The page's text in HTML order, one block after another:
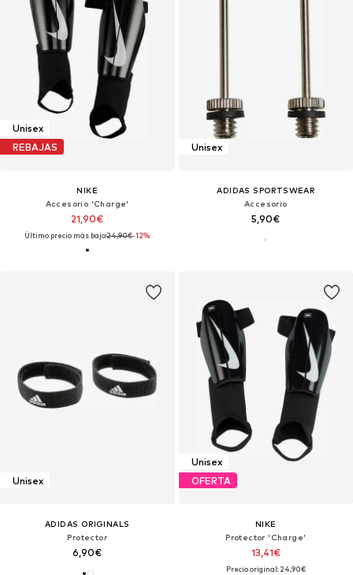
Unisex
REBAJAS
NIKE
Accesorio 'Charge'
21,90€
Último precio más bajo:24,90€-12%
Unisex
ADIDAS SPORTSWEAR
Accesorio
5,90€
Unisex
ADIDAS ORIGINALS
Protector
6,90€
Unisex
OFERTA
NIKE
Protector 'Charge'
13,41€
Precio original: 24,90€